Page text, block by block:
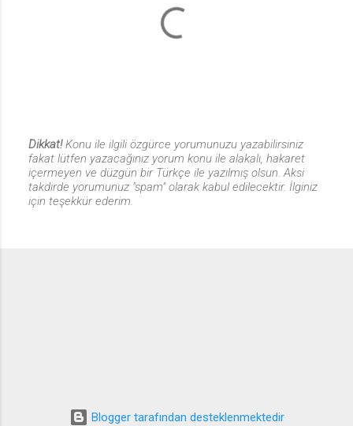
Y
o
r
u
Dikkat!Konu ile ilgili özgürce yorumunuzu yazabilirsiniz
fakat lütfen yazacağınız yorum konu ile alakalı, hakaret
içermeyen ve düzgün bir Türkçe ile yazılmış olsun. Aksi
takdirde yorumunuz "spam" olarak kabul edilecektir. İlginiz
için teşekkür ederim.
Blogger tarafından desteklenmektedir